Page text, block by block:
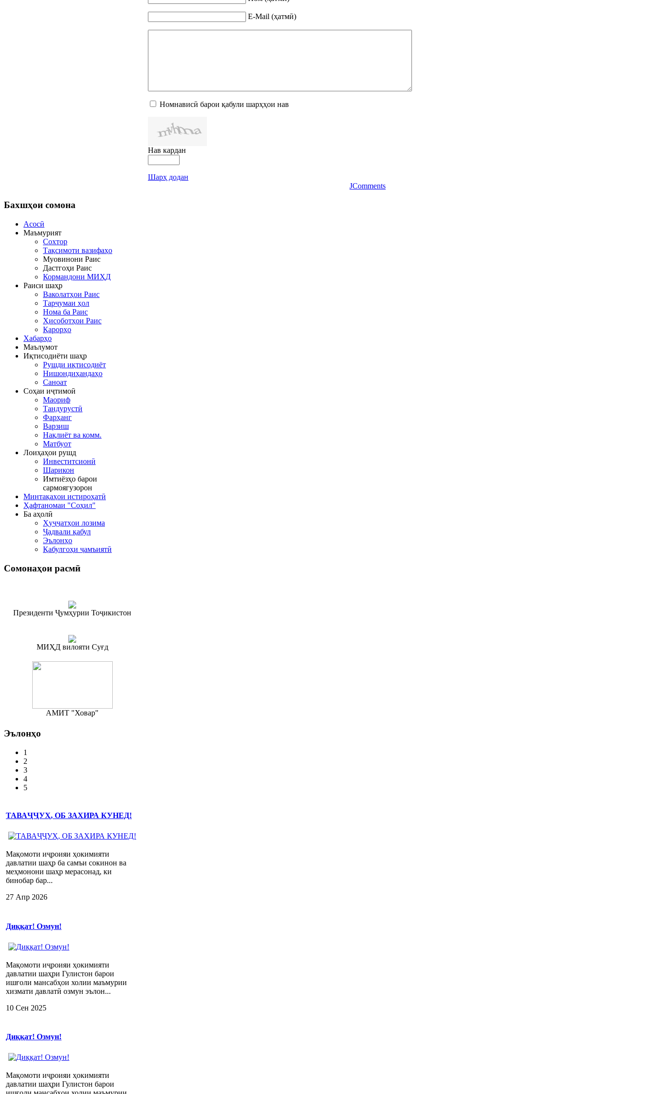
E-Mail (ҳатмӣ)
Номнависӣ барои қабули шарҳҳои нав
Нав кардан
Шарҳ додан
JComments
Бахшҳои сомона
Асосӣ
Маъмурият
Сохтор
Тақсимоти вазифаҳо
Муовинони Раис
Дастгоҳи Раис
Кормандони МИҲД
Раиси шаҳр
Ваколатҳои Раис
Тарҷумаи ҳол
Нома ба Раис
Ҳисоботҳои Раис
Қарорҳо
Хабарҳо
Маълумот
Иқтисодиёти шаҳр
Рушди иқтисодиёт
Нишондиҳандаҳо
Саноат
Соҳаи иҷтимоӣ
Маориф
Тандурустӣ
Фарҳанг
Варзиш
Нақлиёт ва комм.
Матбуот
Лоиҳаҳои рушд
Инвеститсионӣ
Шарикон
Имтиёзҳо барои
сармоягузорон
Минтақаҳои истироҳатӣ
Ҳафтаномаи "Соҳил"
Ба аҳолӣ
Ҳуҷҷатҳои лозима
Ҷадвали қабул
Эълонҳо
Қабулгоҳи ҷамъиятӣ
Сомонаҳои расмӣ
Президенти Ҷумҳурии Тоҷикистон
МИҲД вилояти Суғд
АМИТ "Ховар"
Эълонҳо
1
2
3
4
5
ТАВАҶҶУҲ, ОБ ЗАХИРА КУНЕД!
Мақомоти иҷроияи ҳокимияти
давлатии шаҳр ба самъи сокинон ва
меҳмонони шаҳр мерасонад, ки
бинобар бар...
27 Апр 2026
Диққат! Озмун!
Мақомоти иҷроияи ҳокимияти
давлатии шаҳри Гулистон барои
ишғоли мансабҳои холии маъмурии
хизмати давлатӣ озмун эълон...
10 Сен 2025
Диққат! Озмун!
Мақомоти иҷроияи ҳокимияти
давлатии шаҳри Гулистон барои